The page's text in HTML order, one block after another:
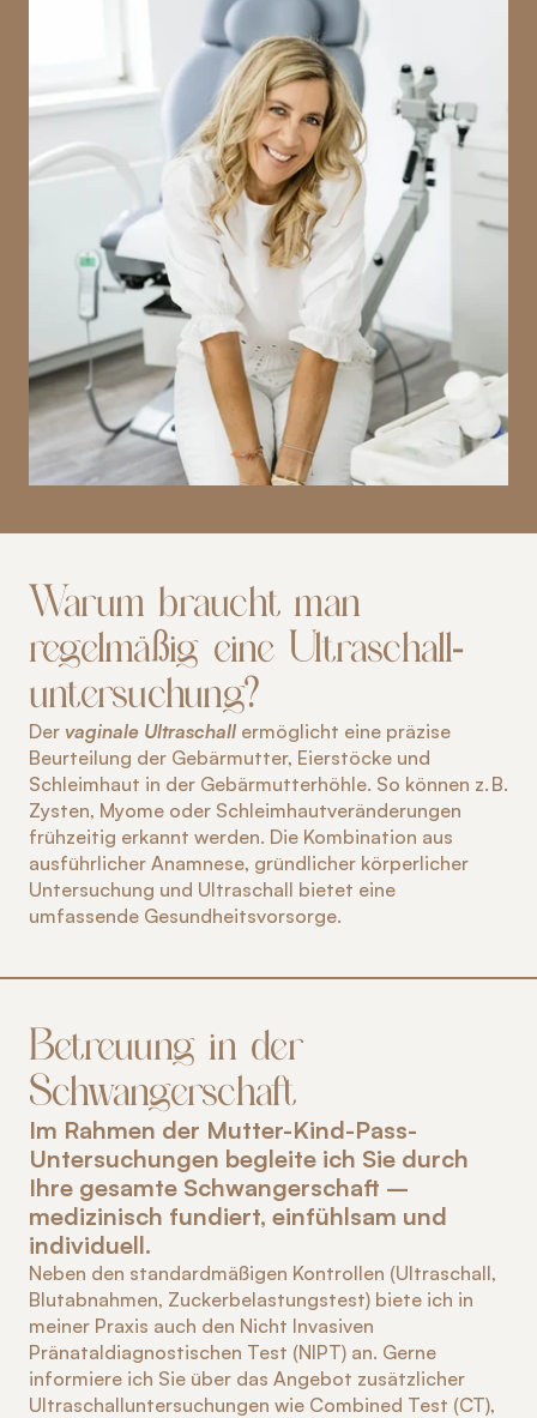
Warum braucht man
regelmäßig eine Ultraschall-
untersuchung?
Der vaginale Ultraschall ermöglicht eine präzise
Beurteilung der Gebärmutter, Eierstöcke und
Schleimhaut in der Gebärmutterhöhle. So können z. B.
Zysten, Myome oder Schleimhautveränderungen
frühzeitig erkannt werden. Die Kombination aus
ausführlicher Anamnese, gründlicher körperlicher
Untersuchung und Ultraschall bietet eine
umfassende Gesundheitsvorsorge.
Betreuung in der
Schwangerschaft
Im Rahmen der Mutter-Kind-Pass-
Untersuchungen begleite ich Sie durch
Ihre gesamte Schwangerschaft –
medizinisch fundiert, einfühlsam und
individuell.
Neben den standardmäßigen Kontrollen (Ultraschall,
Blutabnahmen, Zuckerbelastungstest) biete ich in
meiner Praxis auch den Nicht Invasiven
Pränataldiagnostischen Test (NIPT) an. Gerne
informiere ich Sie über das Angebot zusätzlicher
Ultraschalluntersuchungen wie Combined Test (CT),